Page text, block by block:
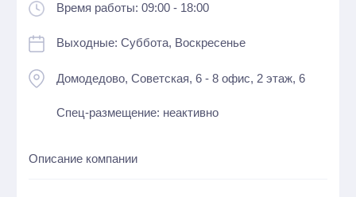
Время работы: 09:00 - 18:00
Выходные: Суббота, Воскресенье
Домодедово, Советская, 6 - 8 офис, 2 этаж, 6
Спец-размещение: неактивно
Описание компании